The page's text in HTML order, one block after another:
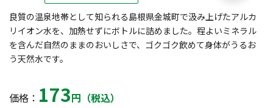
良質の温泉地帯として知られる島根県金城町で汲み上げたアルカ
リイオン水を、加熱せずにボトルに詰めました。程よいミネラル
を含んだ自然のままのおいしさで、ゴクゴク飲めて身体がうるお
う天然水です。
価格： 173円（税込）